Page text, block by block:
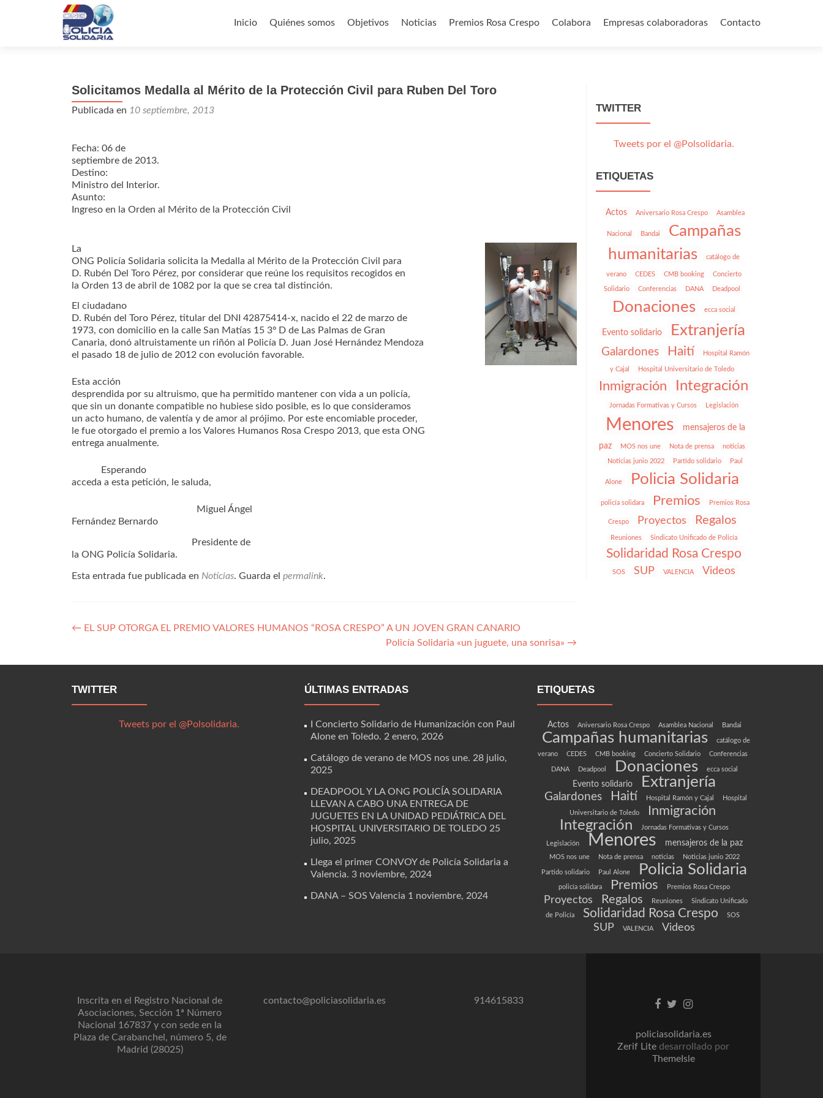
alInicio Quiénes somos Objetivos Noticias Premios Rosa Crespo Colabora Empresas colaboradoras Contacto
Solicitamos Medalla al Mérito de la Protección Civil para Ruben Del Toro
Publicada en 10 septiembre, 2013
Fecha: 06 de
septiembre de 2013.
Destino:
Ministro del Interior.
Asunto:
Ingreso en la Orden al Mérito de la Protección Civil
La
ONG Policía Solidaria solicita la Medalla al Mérito de la Protección Civil para
D. Rubén Del Toro Pérez, por considerar que reúne los requisitos recogidos en
la Orden 13 de abril de 1082 por la que se crea tal distinción.
El ciudadano
D. Rubén del Toro Pérez, titular del DNI 42875414-x, nacido el 22 de marzo de
1973, con domicilio en la calle San Matías 15 3º D de Las Palmas de Gran
Canaria, donó altruistamente un riñón al Policía D. Juan José Hernández Mendoza
el pasado 18 de julio de 2012 con evolución favorable.
Esta acción
desprendida por su altruismo, que ha permitido mantener con vida a un policía,
que sin un donante compatible no hubiese sido posible, es lo que consideramos
un acto humano, de valentía y de amor al prójimo. Por este encomiable proceder,
le fue otorgado el premio a los Valores Humanos Rosa Crespo 2013, que esta ONG
entrega anualmente.
Esperando
acceda a esta petición, le saluda,
Miguel Ángel
Fernández Bernardo
Presidente de
la ONG Policía Solidaria.
Esta entrada fue publicada en Noticias. Guarda el permalink.
Navegación
← EL SUP OTORGA EL PREMIO VALORES HUMANOS “ROSA CRESPO” A UN JOVEN GRAN CANARIO
Policía Solidaria «un juguete, una sonrisa» →
TWITTER
Tweets por el @Polsolidaria.
ETIQUETAS
Actos Aniversario Rosa Crespo Asamblea
Nacional Bandai
Campañas
humanitarias
catálogo de
verano CEDES CMB booking Concierto
Solidario Conferencias DANA Deadpool
Donaciones ecca social
Evento solidario Extranjería
Galardones Haití Hospital Ramón
y Cajal Hospital Universitario de Toledo
Inmigración Integración
Jornadas Formativas y Cursos Legislación
Menores mensajeros de la
paz MOS nos une Nota de prensa noticias
Noticias junio 2022 Partido solidario Paul
Alone Policia Solidaria
policía solidara Premios Premios Rosa
Crespo Proyectos Regalos
Reuniones Sindicato Unificado de Policía
Solidaridad Rosa Crespo
SOS SUP VALENCIA Videos
TWITTER
Tweets por el @Polsolidaria.
ÚLTIMAS ENTRADAS
I Concierto Solidario de Humanización con Paul
Alone en Toledo. 2 enero, 2026
Catálogo de verano de MOS nos une. 28 julio,
2025
DEADPOOL Y LA ONG POLICÍA SOLIDARIA
LLEVAN A CABO UNA ENTREGA DE
JUGUETES EN LA UNIDAD PEDIÁTRICA DEL
HOSPITAL UNIVERSITARIO DE TOLEDO 25
julio, 2025
Llega el primer CONVOY de Policía Solidaria a
Valencia. 3 noviembre, 2024
DANA – SOS Valencia 1 noviembre, 2024
ETIQUETAS
Actos Aniversario Rosa Crespo Asamblea Nacional Bandai
Campañas humanitarias
catálogo de
verano
CEDES CMB booking Concierto Solidario Conferencias
DANA Deadpool Donaciones ecca social
Evento solidario Extranjería
Galardones Haití Hospital Ramón y Cajal Hospital
Universitario de Toledo Inmigración
Integración Jornadas Formativas y Cursos
Legislación Menores mensajeros de la paz
MOS nos une Nota de prensa noticias Noticias junio 2022
Partido solidario Paul Alone Policia Solidaria
policía solidara Premios Premios Rosa Crespo
Proyectos Regalos Reuniones Sindicato Unificado
de Policía Solidaridad Rosa Crespo SOS
SUP VALENCIA Videos
Inscrita en el Registro Nacional de
Asociaciones, Sección 1ª Número
Nacional 167837 y con sede en la
Plaza de Carabanchel, número 5, de
Madrid (28025)
contacto@policiasolidaria.es 914615833
Enlace
Facebook
Enlace
Twitter
Enlace
instagram
policiasolidaria.es
Zerif Lite desarrollado por
ThemeIsle